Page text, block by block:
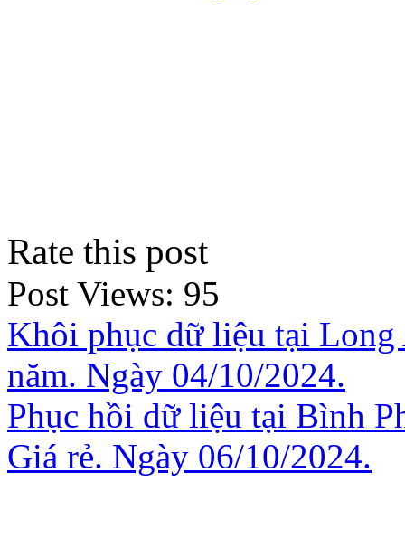
Rate this post
Post Views: 95
Khôi phục dữ liệu tại
năm. Ngày 04/10/2024.
Phục hồi dữ liệu tại Bình
Giá rẻ. Ngày 06/10/2024.